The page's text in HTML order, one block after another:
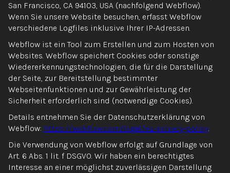
San Francisco, CA 94103, USA (nachfolgend Webflow).
Wenn Sie unsere Website besuchen, erfasst Webflow
verschiedene Logfiles inklusive Ihrer IP-Adressen.
Webflow ist ein Tool zum Erstellen und zum Hosten von
Websites. Webflow speichert Cookies oder sonstige
Wiedererkennungstechnologien, die für die Darstellung
der Seite, zur Bereitstellung bestimmter
Webseitenfunktionen und zur Gewährleistung der
Sicherheit erforderlich sind (notwendige Cookies).
Details entnehmen Sie der Datenschutzerklärung von
Webflow: https://webflow.com/legal/eu-privacy-policy.
Die Verwendung von Webflow erfolgt auf Grundlage von
Art. 6 Abs. 1 lit. f DSGVO. Wir haben ein berechtigtes
Interesse an einer möglichst zuverlässigen Darstellung